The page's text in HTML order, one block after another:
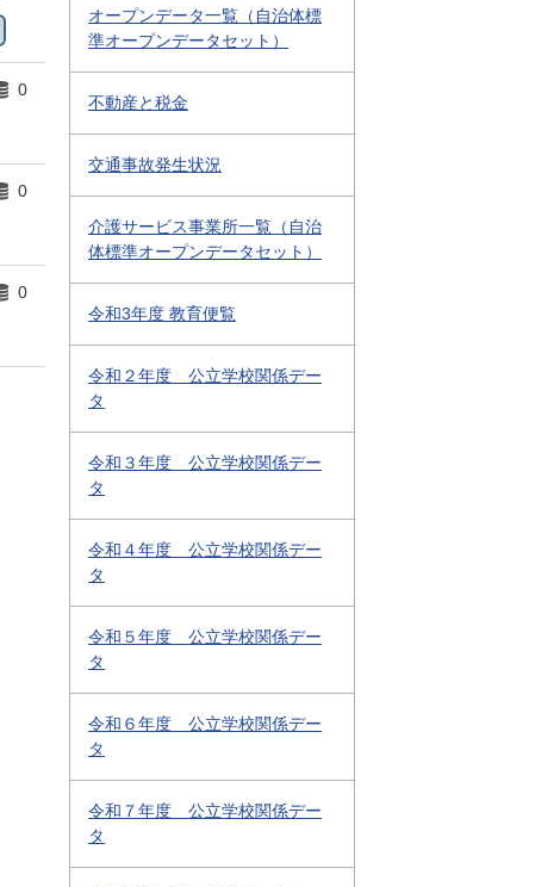
0
0
0
オープンデータ一覧（自治体標
準オープンデータセット）
不動産と税金
交通事故発生状況
介護サービス事業所一覧（自治
体標準オープンデータセット）
令和3年度 教育便覧
令和２年度 公立学校関係デー
タ
令和３年度 公立学校関係デー
タ
令和４年度 公立学校関係デー
タ
令和５年度 公立学校関係デー
タ
令和６年度 公立学校関係デー
タ
令和７年度 公立学校関係デー
タ